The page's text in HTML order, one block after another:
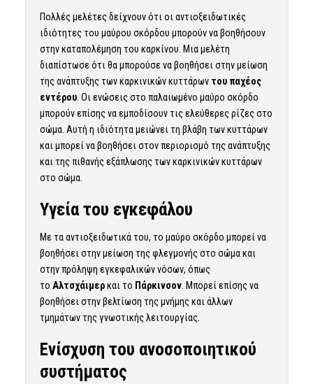
Πολλές μελέτες δείχνουν ότι οι αντιοξειδωτικές
ιδιότητες του μαύρου σκόρδου μπορούν να βοηθήσουν
στην καταπολέμηση του καρκίνου. Μια μελέτη
διαπίστωσε ότι θα μπορούσε να βοηθήσει στην μείωση
της ανάπτυξης των καρκινικών κυττάρων του παχέος
εντέρου. Οι ενώσεις στο παλαιωμένο μαύρο σκόρδο
μπορούν επίσης να εμποδίσουν τις ελεύθερες ρίζες στο
σώμα. Αυτή η ιδιότητα μειώνει τη βλάβη των κυττάρων
και μπορεί να βοηθήσει στον περιορισμό της ανάπτυξης
και της πιθανής εξάπλωσης των καρκινικών κυττάρων
στο σώμα.
Υγεία του εγκεφάλου
Με τα αντιοξειδωτικά του, το μαύρο σκόρδο μπορεί να
βοηθήσει στην μείωση της φλεγμονής στο σώμα και
στην πρόληψη εγκεφαλικών νόσων, όπως
το Αλτσχάιμερκαι το Πάρκινσον. Μπορεί επίσης να
βοηθήσει στην βελτίωση της μνήμης και άλλων
τμημάτων της γνωστικής λειτουργίας.
Ενίσχυση του ανοσοποιητικού
συστήματος